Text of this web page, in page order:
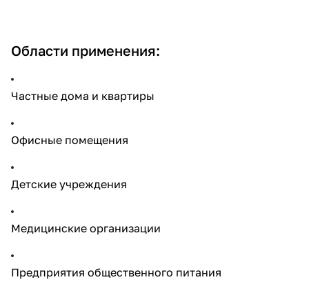
Области применения:
Частные дома и квартиры
Офисные помещения
Детские учреждения
Медицинские организации
Предприятия общественного питания